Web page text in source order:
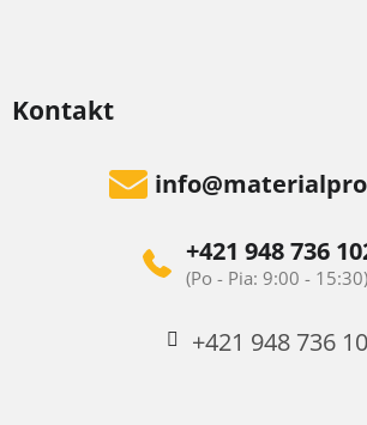
Kontakt
info@
+421 948 736
+421 948 736